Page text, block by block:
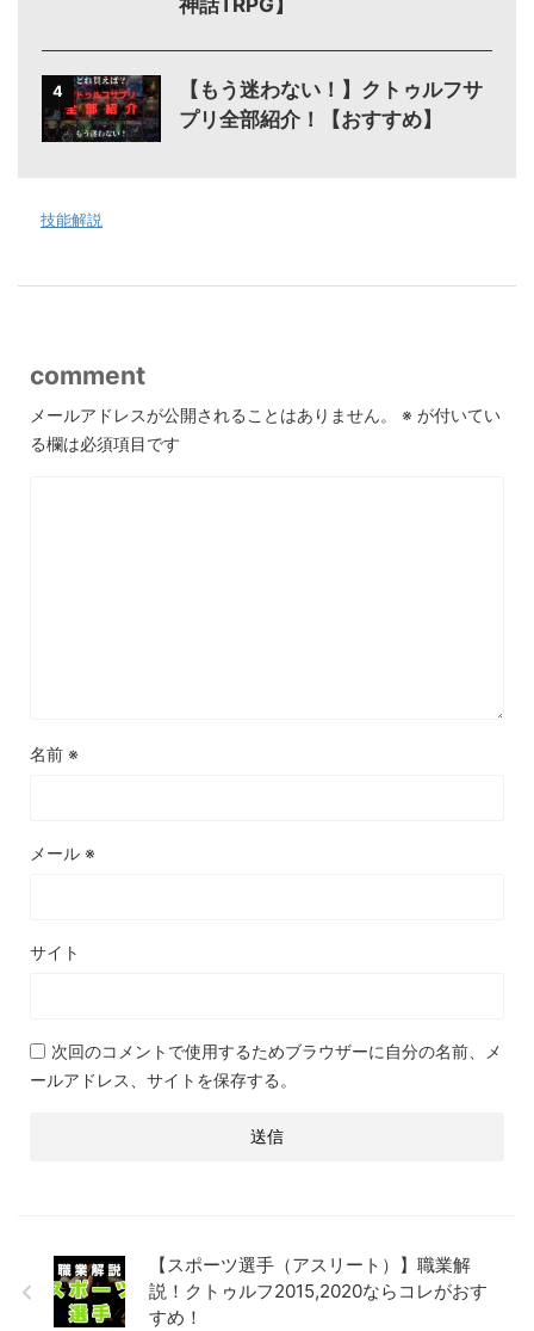
4
【もう迷わない！】クトゥルフサ
プリ全部紹介！【おすすめ】
技能解説
comment
メールアドレスが公開されることはありません。 ※ が付いてい
る欄は必須項目です
名前 ※
メール ※
サイト
次回のコメントで使用するためブラウザーに自分の名前、メ
ールアドレス、サイトを保存する。
【スポーツ選手（アスリート）】職業解
説！クトゥルフ2015,2020ならコレがおす
すめ！